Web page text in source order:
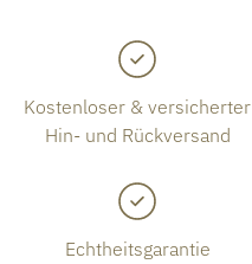
Kostenloser & versicherter
Hin- und Rückversand
Echtheitsgarantie